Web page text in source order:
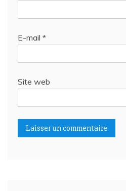
E-mail *
Site web